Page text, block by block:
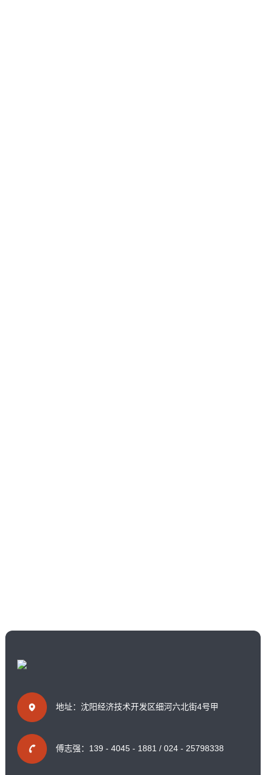
地址：沈阳经济技术开发区细河六北街4号甲
傅志强：139 - 4045 - 1881 / 024 - 25798338